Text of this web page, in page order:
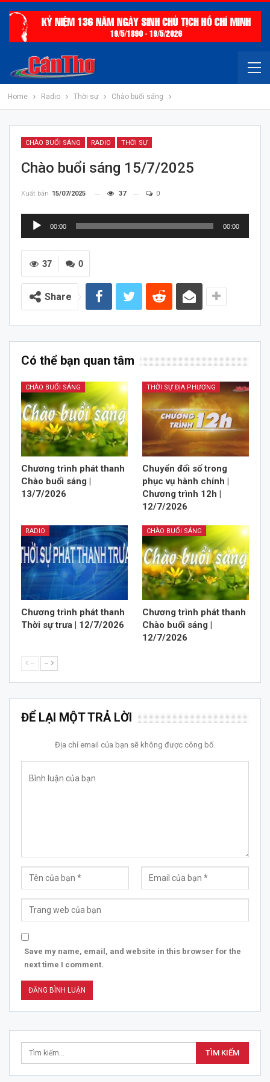
Home Radio Thời sự Chào buổi sáng
CHÀO BUỔI SÁNG RADIO THỜI SỰ
Chào buổi sáng 15/7/2025
Xuất bản 15/07/2025 37 0
Trình
Audio
00:00 00:00
0
37
Share
Có thể bạn quan tâm
CHÀO BUỔI SÁNG
Chương trình phát thanh
Chào buổi sáng |
13/7/2026
THỜI SỰ ĐỊA PHƯƠNG
Chuyển đổi số trong
phục vụ hành chính |
Chương trình 12h |
12/7/2026
RADIO
Chương trình phát thanh
Thời sự trưa | 12/7/2026
CHÀO BUỔI SÁNG
Chương trình phát thanh
Chào buổi sáng |
12/7/2026
-- --
ĐỂ LẠI MỘT TRẢ LỜI
Địa chỉ email của bạn sẽ không được công bố.
Save my name, email, and website in this browser for the
next time I comment.